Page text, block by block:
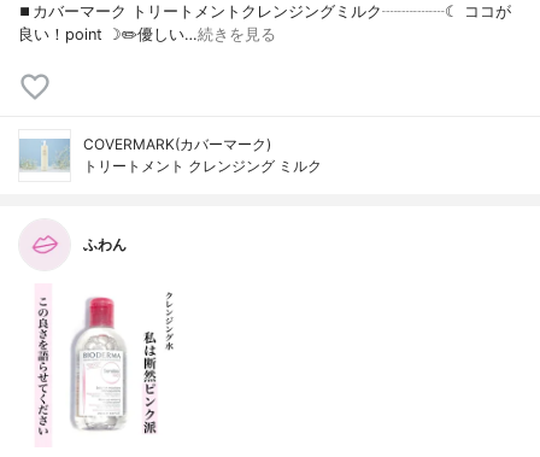
⏹カバーマーク トリートメントクレンジングミルク┈┈┈┈☾ ココが
良い！point ☽✏️優しい…続きを見る
COVERMARK(カバーマーク)
トリートメント クレンジング ミルク
ふわん